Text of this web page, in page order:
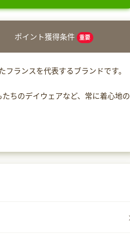
ポイント獲得条件 重要
ランスを代表するブランドです。
ちのデイウェアなど、常に着心地の